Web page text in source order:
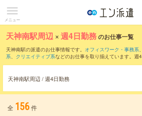
メニュー
天神南駅周辺 ×週4日勤務のお仕事一覧
天神南駅の派遣のお仕事情報です。 オフィスワーク・事務系、
系、 クリエイティブ系などのお仕事を取り揃えています。週4
天神南駅周辺 / 週4日勤務
全 156件